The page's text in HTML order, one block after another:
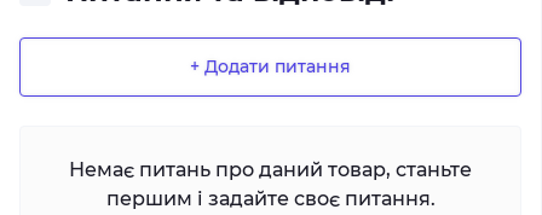
+ Додати питання
Немає питань про даний товар, станьте
першим і задайте своє питання.